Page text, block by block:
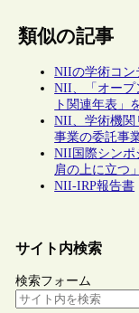
類似の記事
NIIの学術コン
NII、「オープ
ト関連年表」
NII、学術機関
事業の委託事
NII国際シンポ
肩の上に立つ
NII-IRP報告書
サイト内検索
検索フォーム